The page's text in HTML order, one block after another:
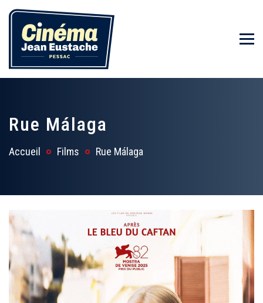
Rue Málaga
Accueil Films Rue Málaga